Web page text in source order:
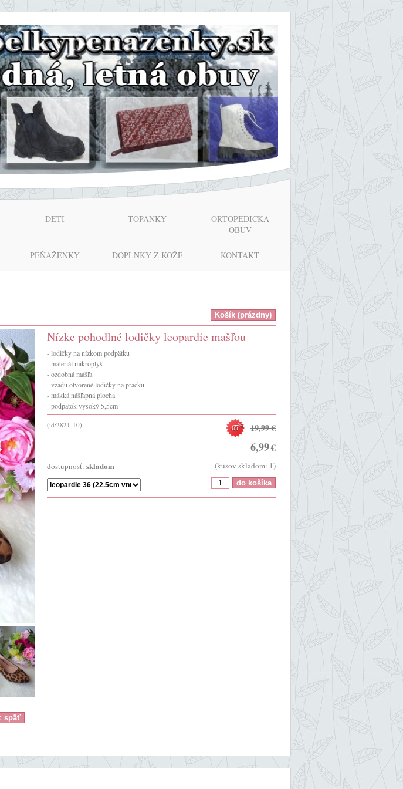
DETI TOPÁNKY
ORTOPEDICKÁ
OBUV
PEŇAŽENKY DOPLNKY Z KOŽE KONTAKT
Nízke pohodlné lodičky leopardie mašľou
- lodičky na nízkom podpätku
- materiál mikroplyš
- ozdobná mašľa
- vzadu otvorené lodičky na pracku
- mäkká nášľapná plocha
- podpätok vysoký 5,5cm
(id:2821-10) 19,99€
-65%
6,99€
dostupnosť: skladom (kusov skladom: 1)